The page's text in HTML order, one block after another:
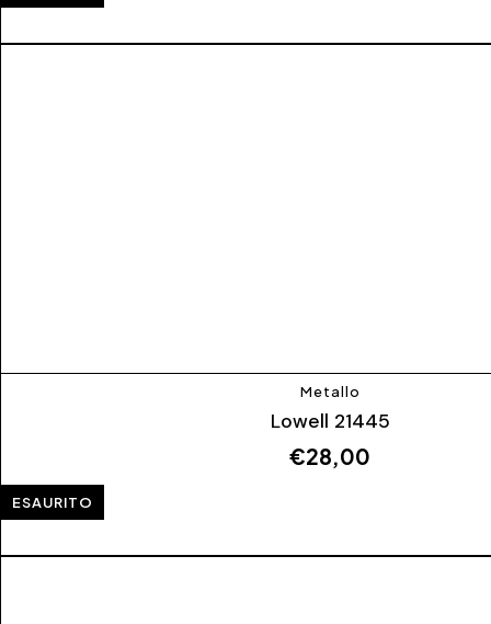
Metallo
Lowell 21445
€28,00
ESAURITO